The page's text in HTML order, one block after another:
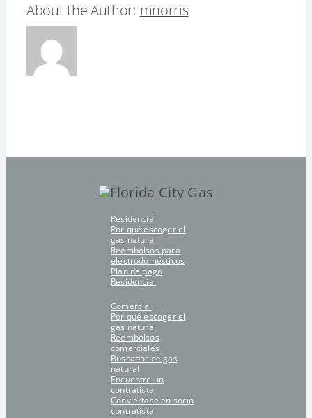
About the Author: mnorris
Residencial
Por qué escoger el
gas natural
Reembolsos para
electrodomésticos
Plan de pago
Residencial
Comercial
Por qué escoger el
gas natural
Reembolsos
comerciales
Buscador de gas
natural
Encuentre un
contratista
Conviértase en socio
contratista